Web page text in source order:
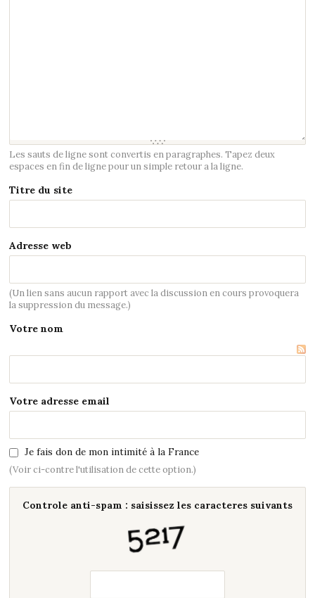
Les sauts de ligne sont convertis en paragraphes. Tapez deux
espaces en fin de ligne pour un simple retour a la ligne.
Titre du site
Adresse web
(Un lien sans aucun rapport avec la discussion en cours provoquera
la suppression du message.)
Votre nom
Votre adresse email
Je fais don de mon intimité à la France
(Voir ci-contre l'utilisation de cette option.)
Controle anti-spam : saisissez les caracteres suivants